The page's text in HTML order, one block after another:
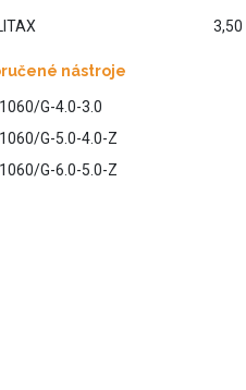
3,50
nástroje
G-4.0-3.0
G-5.0-4.0-Z
G-6.0-5.0-Z